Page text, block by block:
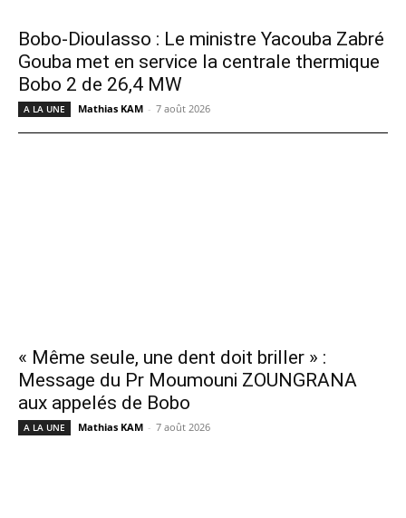
Bobo-Dioulasso : Le ministre Yacouba Zabré
Gouba met en service la centrale thermique
Bobo 2 de 26,4 MW
A LA UNE Mathias KAM - 7 août 2026
« Même seule, une dent doit briller » :
Message du Pr Moumouni ZOUNGRANA
aux appelés de Bobo
A LA UNE Mathias KAM - 7 août 2026